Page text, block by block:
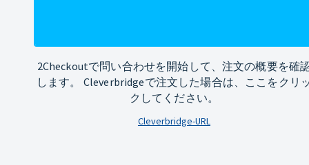
2Checkoutで問い合わせを開始して、注文の概要を確
します。 Cleverbridgeで注文した場合は、ここをクリ
クしてください。
Cleverbridge-URL